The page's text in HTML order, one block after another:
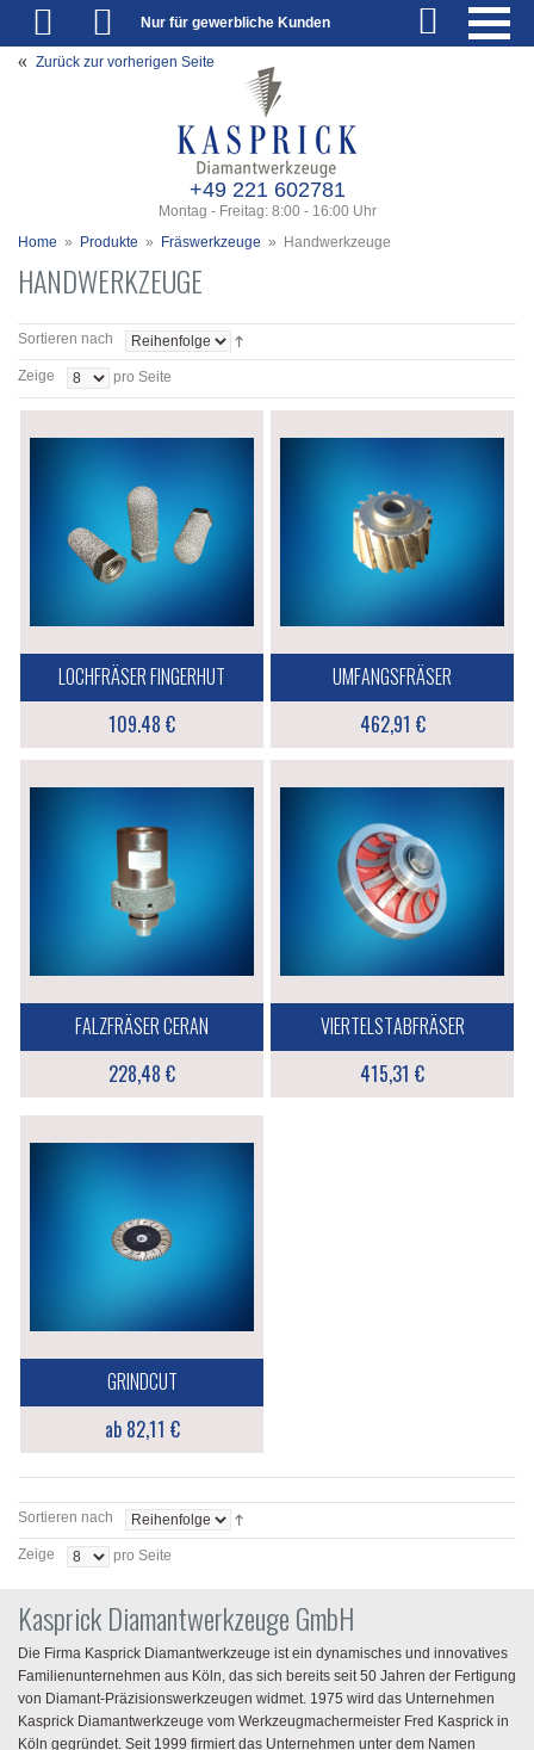
Nur für gewerbliche Kunden
+49 221 602781
Montag - Freitag: 8:00 - 16:00 Uhr
Home » Produkte » Fräswerkzeuge » Handwerkzeuge
Zurück zur vorherigen Seite
HANDWERKZEUGE
Sortieren nach
Zeige pro Seite
LOCHFRÄSER FINGERHUT
109.48 €
UMFANGSFRÄSER
462,91 €
FALZFRÄSER CERAN
228,48 €
VIERTELSTABFRÄSER
415,31 €
GRINDCUT
ab 82,11 €
Sortieren nach
Zeige pro Seite
Kasprick Diamantwerkzeuge GmbH
Die Firma Kasprick Diamantwerkzeuge ist ein dynamisches und innovatives
Familienunternehmen aus Köln, das sich bereits seit 50 Jahren der Fertigung
von Diamant-Präzisionswerkzeugen widmet. 1975 wird das Unternehmen
Kasprick Diamantwerkzeuge vom Werkzeugmachermeister Fred Kasprick in
Köln gegründet. Seit 1999 firmiert das Unternehmen unter dem Namen